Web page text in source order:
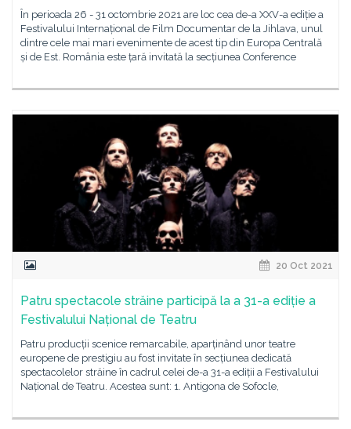
În perioada 26 - 31 octombrie 2021 are loc cea de-a XXV-a ediție a
Festivalului Internațional de Film Documentar de la Jihlava, unul
dintre cele mai mari evenimente de acest tip din Europa Centrală
și de Est. România este țară invitată la secțiunea Conference
20 Oct 2021
Patru spectacole străine participă la a 31-a ediție a
Festivalului Național de Teatru
Patru producții scenice remarcabile, aparținând unor teatre
europene de prestigiu au fost invitate în secțiunea dedicată
spectacolelor străine în cadrul celei de-a 31-a ediții a Festivalului
Național de Teatru. Acestea sunt: 1. Antigona de Sofocle,